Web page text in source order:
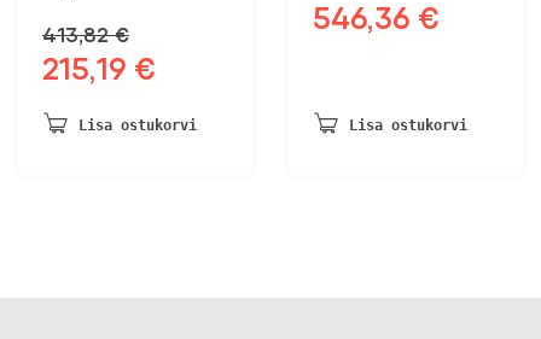
413,82€
Algne
oli:
215,19 €
on:
Lisa ostukorvi
Algne
546,36 €
Lisa ostukorvi